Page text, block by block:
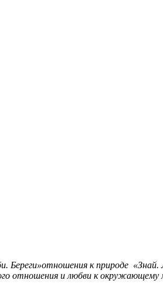
Береги»отношения к природе
отношения и любви к